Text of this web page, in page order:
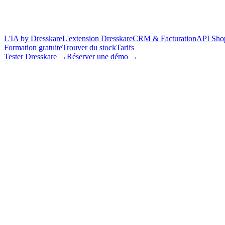
L'IA by DresskareL'extension DresskareCRM & FacturationAPI
Formation gratuiteTrouver du stockTarifs
Tester Dresskare →Réserver une démo →